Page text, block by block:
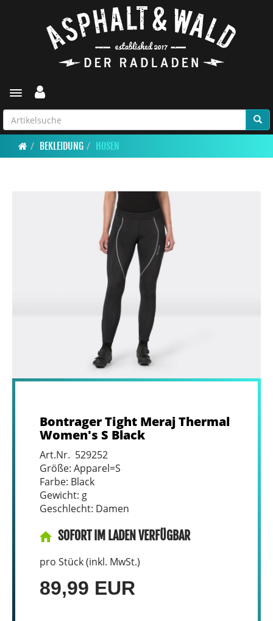
Toggle navigation
BEKLEIDUNG HOSEN
Bontrager Tight Meraj Thermal
Women's S Black
Art.Nr. 529252
Größe: Apparel=S
Farbe: Black
Gewicht: g
Geschlecht: Damen
SOFORT IM LADEN VERFÜGBAR
pro Stück (inkl. MwSt.)
89,99 EUR